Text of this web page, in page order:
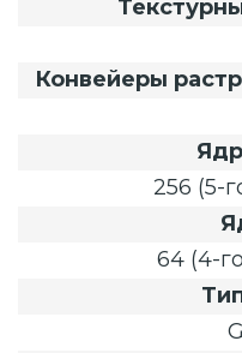
Конвейеры
256 (5-
64 (4-